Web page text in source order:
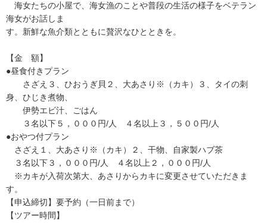
海女たちの小屋で、海女漁のことや普段の生活の様子をベテラン
海女がお話しま
す。新鮮な魚介類とともに贅沢なひとときを。
【金 額】
●昼食付きプラン
さざえ３、ひおうぎ貝２、大あさり※（カキ）３、タイの刺
身、ひじき煮物、
伊勢エビ汁、ごはん
３名以下５，０００円/人 ４名以上３，５００円/人
●おやつ付プラン
さざえ１、大あさり※（カキ）２、干物、自家製ハブ茶
３名以下３，０００円/人 ４名以上２，０００円/人
※カキが入荷次第大、あさりからカキに変更させていただきま
す。
【申込締切】要予約（一日前まで）
【ツアー時間】